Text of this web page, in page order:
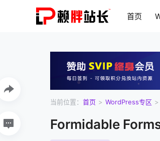
首页
当前位置： 首页 > WordPress专区 >
Formidable